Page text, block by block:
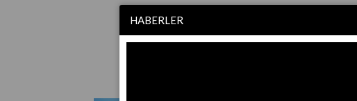
HABERLER